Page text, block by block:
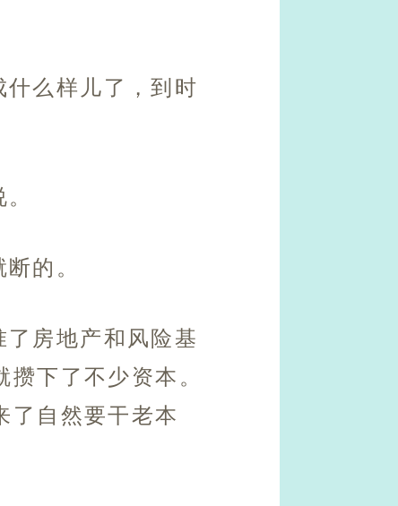
么样儿了，到时
的。
房地产和风险基
下了不少资本。
了自然要干老本